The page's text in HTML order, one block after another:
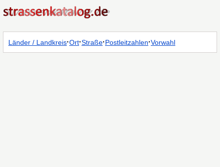
Länder / Landkreis·Ort·Straße·Postleitzahlen·Vorwahl